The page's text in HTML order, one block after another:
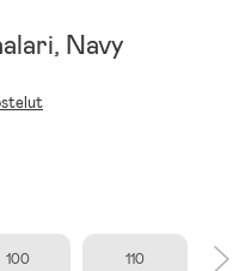
Navy
100 110